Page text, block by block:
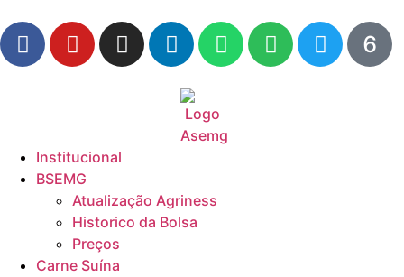
Institucional
BSEMG
Atualização Agriness
Historico da Bolsa
Preços
Carne Suína